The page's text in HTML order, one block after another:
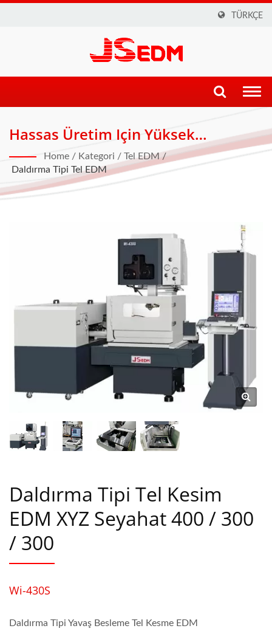
TÜRKÇE
Hassas Üretim Için Yüksek
Performanslı Daldırma Tipi Tel
Kesme EDM
Home / Kategori / Tel EDM /
Daldırma Tipi Tel EDM
Daldırma Tipi Tel Kesim
EDM XYZ Seyahat 400 / 300
/ 300
Wi-430S
Daldırma Tipi Yavaş Besleme Tel Kesme EDM